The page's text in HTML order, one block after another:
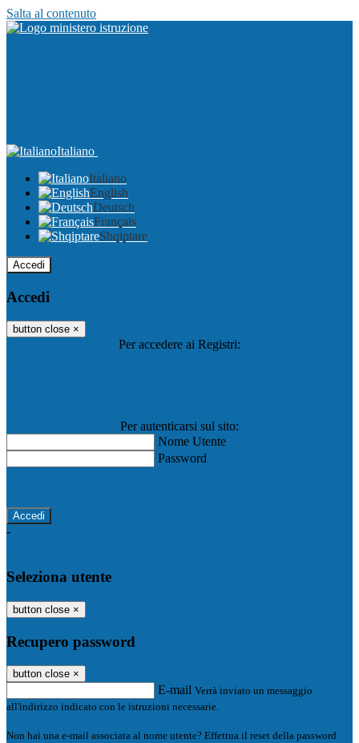
Salta al contenuto
Italiano
Italiano
English
Deutsch
Français
Shqiptare
Accedi
Accedi
button close ×
Per accedere ai Registri:
Per autenticarsi sul sito:
Nome Utente
Password
-
Seleziona utente
button close ×
Recupero password
button close ×
E-mail Verrà inviato un messaggio
all'indirizzo indicato con le istruzioni necessarie.
Non hai una e-mail associata al nome utente? Effettua il reset della password